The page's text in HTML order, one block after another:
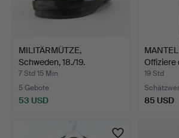
MILITÄRMÜTZE,
Schweden, 18./19.
Jahrhunder…
7 Std 15 Min
5 Gebote
53 USD
Offiziere
19 Std
85 USD